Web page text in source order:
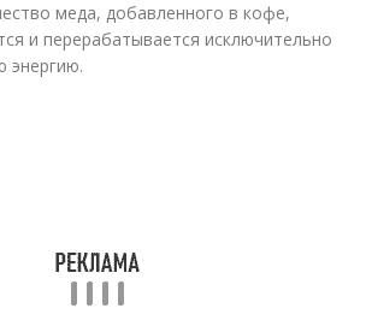
меда, добавленного в кофе,
и перерабатывается исключительно
энергию.